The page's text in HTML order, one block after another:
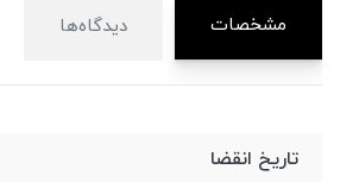
مشخصات دیدگاه‌ها
تاریخ انقضا